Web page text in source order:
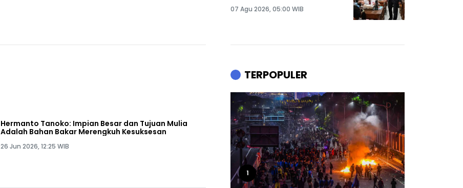
Hermanto Tanoko: Impian Besar dan Tujuan Mulia
Adalah Bahan Bakar Merengkuh Kesuksesan
26 Jun 2026, 12:25 WIB
07 Agu 2026, 05:00 WIB
TERPOPULER
1